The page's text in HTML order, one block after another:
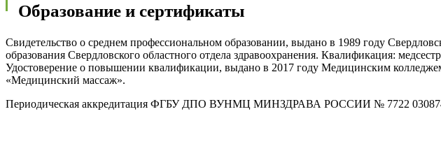
Образование и сертификаты
Свидетельство о среднем профессиональном образовании, выдано в 1989 году
образования Свердловского областного отдела здравоохранения. Квалификация:
Удостоверение о повышении квалификации, выдано в 2017 году Медицинским
«Медицинский массаж».
Периодическая аккредитация ФГБУ ДПО ВУНМЦ МИНЗДРАВА РОССИИ № 7722